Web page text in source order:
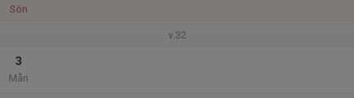
Sön
v.32
3
Mån